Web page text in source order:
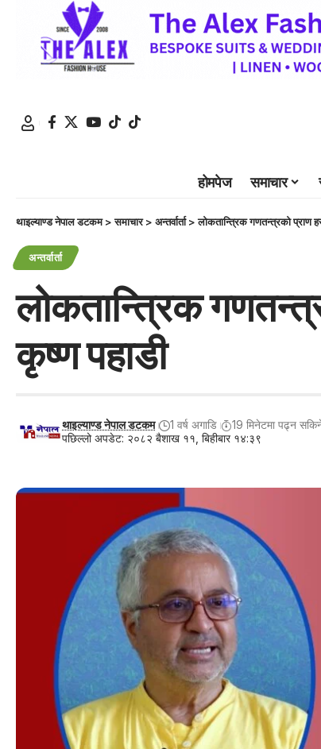
होमपेज समाचार
थाइल्याण्ड नेपाल डटकम>समाचार> अन्तर्वार्ता>लोकतान्त्रिक गणतन्त्रको प्राण
अन्तर्वार्ता
लोकतान्त्रिक
कृष्ण पहाडी
पछिल्लो अपडेट: २०८२ बैशाख ११, बिहीबार १४:३९
थाइल्याण्ड नेपाल डटकम 1 वर्ष अगाडि 19 मिनेटमा पढ्न